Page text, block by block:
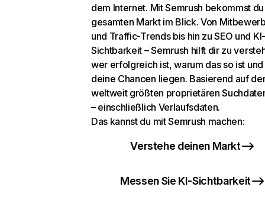
dem Internet. Mit Semrush bekommst
gesamten Markt im Blick. Von
und Traffic-Trends bis hin zu SEO und KI-
Sichtbarkeit – Semrush hilft dir zu
wer erfolgreich ist, warum das so ist
deine Chancen liegen. Basierend auf
weltweit größten proprietären
– einschließlich Verlaufsdaten.
Das kannst du mit Semrush machen:
Verstehe deinen Markt
Messen Sie KI-Sichtbarkeit